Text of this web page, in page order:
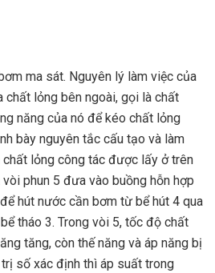
ma sát. Nguyên lý làm việc của
chất lỏng bên ngoài, gọi là chất
năng của nó để kéo chất lỏng
bày nguyên tắc cấu tạo và làm
chất lỏng công tác được lấy ở trên
phun 5 đưa vào buồng hỗn hợp
hút nước cần bơm từ bể hút 4 qua
tháo 3. Trong vòi 5, tốc độ chất
tăng, còn thế năng và áp năng bị
số xác định thì áp suất trong